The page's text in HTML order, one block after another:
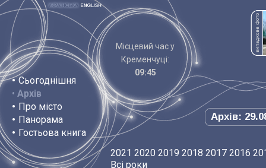
• Сьогоднішня
• Архів
• Про місто
• Панорама
• Гостьова книга
Місцевий час у
Кременчуці:
09:45
Архів:
2021 2020 2019 2018 2017 2016
Всі роки